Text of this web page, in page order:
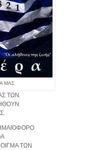
ΜΑΣ
ΤΩΝ
ΤΩΝ